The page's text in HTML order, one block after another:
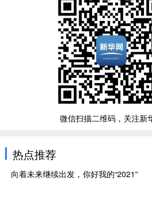
微信扫描二维码，关注新
热点推荐
向着未来继续出发，你好我的“2021”